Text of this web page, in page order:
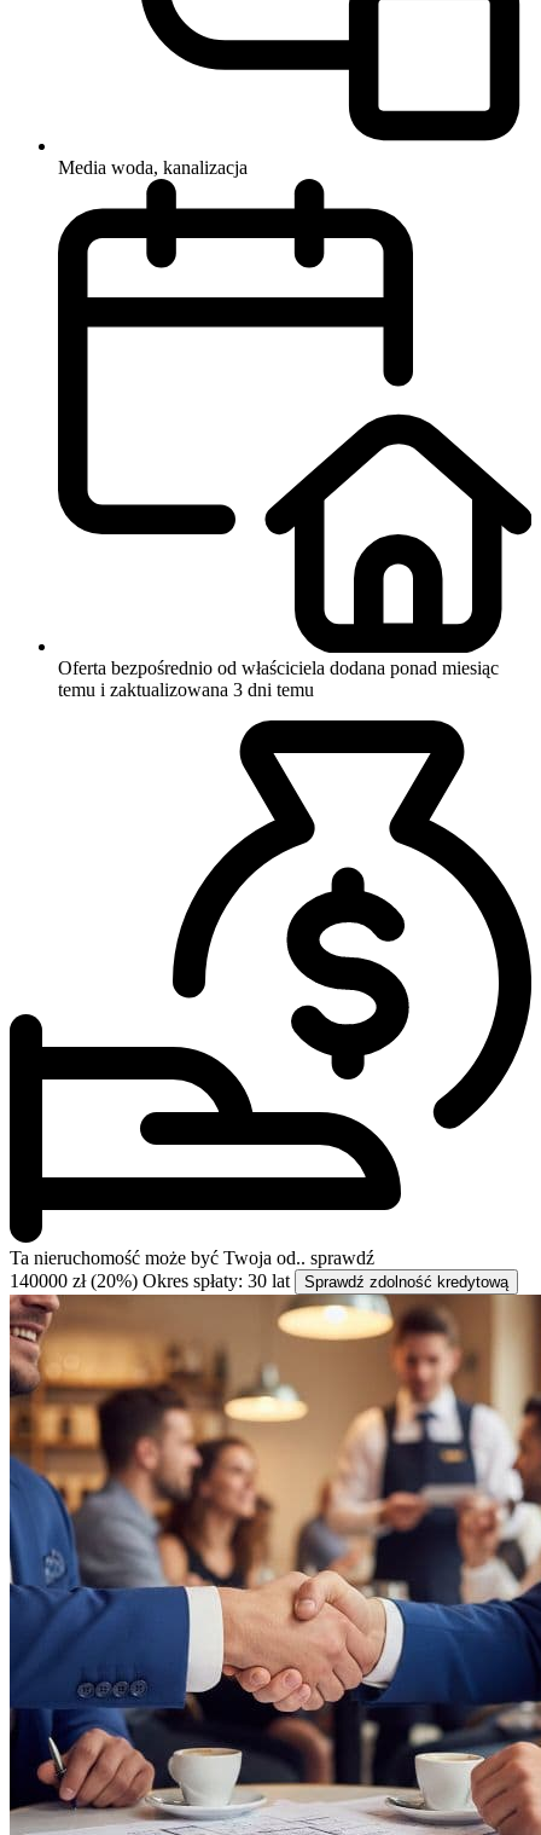
Media woda, kanalizacja
Oferta bezpośrednio od właściciela dodana ponad miesiąc
temu i zaktualizowana 3 dni temu
Ta nieruchomość może być Twoja od.. sprawdź
140000 zł (20%) Okres spłaty: 30 lat Sprawdź zdolność kredytową